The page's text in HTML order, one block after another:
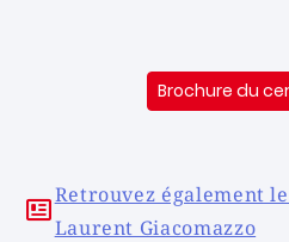
Brochure du
Retrouvez également
Laurent Giacomazzo